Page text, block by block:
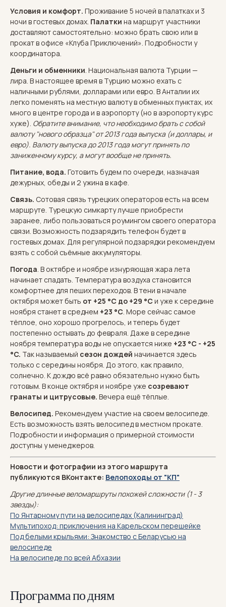
Условия и комфорт. Проживание 5 ночей в палатках и 3
ночи в гостевых домах. Палатки на маршрут участники
доставляют самостоятельно: можно брать свою или в
прокат в офисе «Клуба Приключений». Подробности у
координатора.
Деньги и обменники. Национальная валюта Турции —
лира. В настоящее время в Турцию можно ехать с
наличными рублями, долларами или евро. В Анталии их
легко поменять на местную валюту в обменных пунктах, их
много в центре города и в аэропорту (но в аэропорту курс
хуже). Обратите внимание, что необходимо брать с собой
валюту "нового образца" от 2013 года выпуска (и доллары, и
евро). Валюту выпуска до 2013 года могут принять по
заниженному курсу, а могут вообще не принять.
Питание, вода. Готовить будем по очереди, назначая
дежурных, обеды и 2 ужина в кафе.
Связь. Сотовая связь турецких операторов есть на всем
маршруте. Турецкую симкарту лучше приобрести
заранее, либо пользоваться роумингом своего оператора
связи. Возможность подзарядить телефон будет в
гостевых домах. Для регулярной подзарядки рекомендуем
взять с собой съёмные аккумуляторы.
Погода. В октябре и ноябре изнуряющая жара лета
начинает спадать. Температура воздуха становится
комфортнее для пеших переходов. В тени в начале
октября может быть от +25 °C до +29 °C и уже к середине
ноября станет в среднем +23 °C. Море сейчас самое
тёплое, оно хорошо прогрелось, и теперь будет
постепенно остывать до февраля. Даже в середине
ноября температура воды не опускается ниже +23 °C - +25
°C. Так называемый сезон дождей начинается здесь
только с середины ноября. До этого, как правило,
солнечно. К дождю всё равно обязательно нужно быть
готовым. В конце октября и ноябре уже созревают
гранаты и цитрусовые. Вечера ещё тёплые.
Велосипед. Рекомендуем участие на своем велосипеде.
Есть возможность взять велосипед в местном прокате.
Подробности и информация о примерной стоимости
доступны у менеджеров.
Новости и фотографии из этого маршрута
публикуются ВКонтакте: Велопоходы от "КП"
Другие длинные веломаршруты похожей сложности (1 - 3
звезды):
По Янтарному пути на велосипедах (Калининград)
Мультипоход: приключения на Карельском перешейке
Под белыми крыльями: Знакомство с Беларусью на
велосипеде
На велосипеде по всей Абхазии
Программа по дням